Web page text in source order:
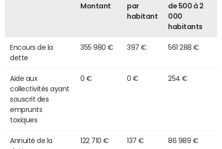
Montant
par
habitant
de 500 à 2
000
habitants
Encours de la
dette
355 980 € 397 € 561 288 €
Aide aux
collectivités ayant
souscrit des
emprunts
toxiques
0 € 0 € 254 €
Annuité de la
122 710 € 137 € 86 989 €